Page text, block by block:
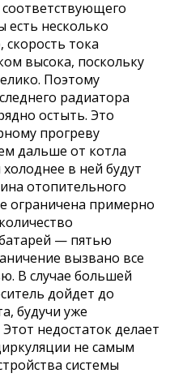
есть несколько
тока
высока, поскольку
Поэтому
радиатора
остыть. Это
прогреву
дальше от котла
в ней будут
отопительного
ограничена примерно
— пятью
вызвано все
В случае большей
дойдет до
будучи уже
недостаток делает
не самым
системы